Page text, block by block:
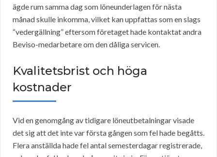
ägde rum samma dag som löneunderlagen för nästa
månad skulle inkomma, vilket kan uppfattas som en slags
“vedergällning” eftersom företaget hade kontaktat andra
Beviso-medarbetare om den dåliga servicen.
Kvalitetsbrist och höga
kostnader
Vid en genomgång av tidigare löneutbetalningar visade
det sig att det inte var första gången som fel hade begåtts.
Flera anställda hade fel antal semesterdagar registrerade,